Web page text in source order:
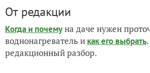
От редакции
Когда и почемуна даче нужен
воднонагреватель и как его выбрать
редакционный разбор.